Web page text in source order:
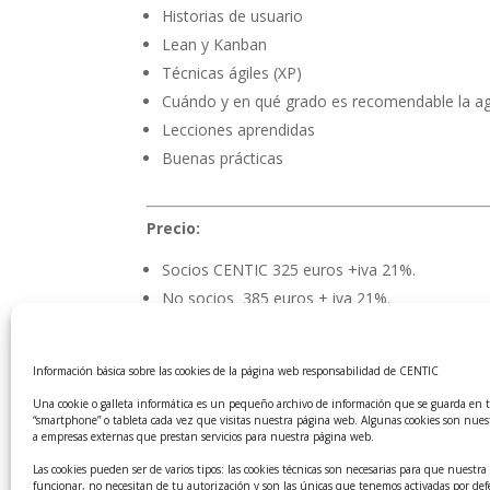
Información básica sobre las cookies de la página web responsabilidad de CENTIC
Una cookie o galleta informática es un pequeño archivo de información que se guarda en
“smartphone” o tableta cada vez que visitas nuestra página web. Algunas cookies son
a empresas externas que prestan servicios para nuestra página web.
Las cookies pueden ser de varios tipos: las cookies técnicas son necesarias para que
funcionar, no necesitan de tu autorización y son las únicas que tenemos activadas por
Historias de usuario
Lean y Kanban
Técnicas ágiles (XP)
Cuándo y en qué grado es recomendable la
Lecciones aprendidas
Buenas prácticas
Precio:
Socios CENTIC 325 euros +iva 21%.
No socios 385 euros + iva 21%.
Bonificable por FUNDAE, Fundación estatal para
estudiantes, consultar con CENTIC
Inscripciones y Contacto: